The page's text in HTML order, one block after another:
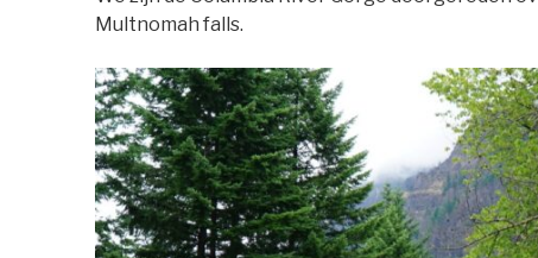
Multnomah falls.